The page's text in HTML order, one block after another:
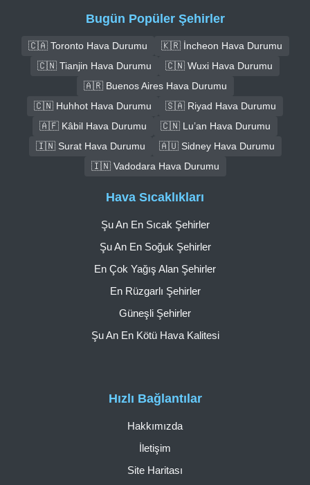
Bugün Popüler Şehirler
🇨🇦 Toronto Hava Durumu
🇰🇷 İncheon Hava Durumu
🇨🇳 Tianjin Hava Durumu
🇨🇳 Wuxi Hava Durumu
🇦🇷 Buenos Aires Hava Durumu
🇨🇳 Huhhot Hava Durumu
🇸🇦 Riyad Hava Durumu
🇦🇫 Kâbil Hava Durumu
🇨🇳 Lu’an Hava Durumu
🇮🇳 Surat Hava Durumu
🇦🇺 Sidney Hava Durumu
🇮🇳 Vadodara Hava Durumu
Hızlı Bağlantılar
Hakkımızda
İletişim
Site Haritası
Hava Sıcaklıkları
Şu An En Sıcak Şehirler
Şu An En Soğuk Şehirler
En Çok Yağış Alan Şehirler
En Rüzgarlı Şehirler
Güneşli Şehirler
Şu An En Kötü Hava Kalitesi